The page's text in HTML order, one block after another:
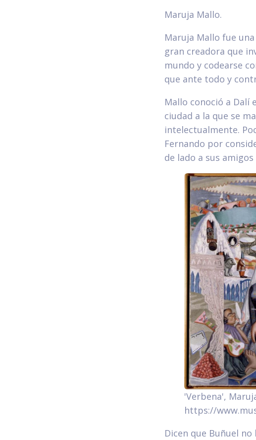
Maruja Mallo.
Maruja Mallo fue
gran creadora que
mundo y codearse
que ante todo y
Mallo conoció a Dalí
ciudad a la que se
intelectualmente.
Fernando por
de lado a sus
'Verbena',
https://
Dicen que Buñuel